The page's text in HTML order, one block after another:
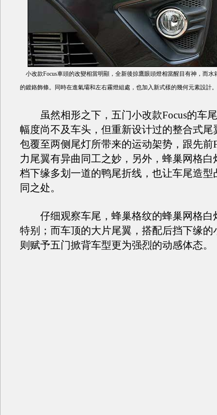
小改款Focus車頭的改變相當明顯，全新後掠鷹眼頭燈相當醒目有神，而水
的鍍鉻飾條。同時在進氣壩和左右霧燈組處，也加入新式樣的幾何元素設計。
虽然相形之下，五门小改款Focus的车
幅度尚不及车头，但重新设计过的整合式尾
包覆至两侧尾灯所带来的运动架势，跟先前
力尾翼有异曲同工之妙，另外，蜂巢网格白
档下缘多划一道的鸭尾折线，也让车尾造型
同之处。
仔细观察车尾，蜂巢格纹的蜂巢网格白
特别；而车顶的大片尾翼，搭配后挡下缘的
则赋予五门掀背车型更为强烈的动感体态。